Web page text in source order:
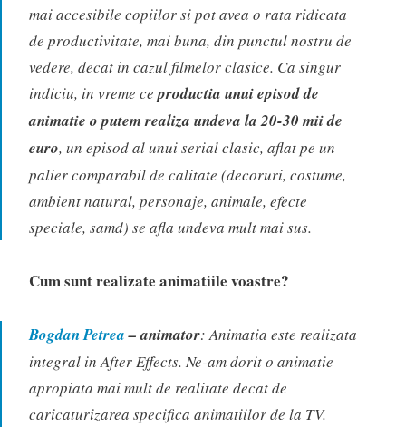
mai accesibile copiilor si pot avea o rata ridicata
de productivitate, mai buna, din punctul nostru de
vedere, decat in cazul filmelor clasice. Ca singur
indiciu, in vreme ceproductia unui episod de
animatie o putem realiza undeva la 20-30 mii de
euro, un episod al unui serial clasic, aflat pe un
palier comparabil de calitate (decoruri, costume,
ambient natural, personaje, animale, efecte
speciale, samd) se afla undeva mult mai sus.
Cum sunt realizate animatiile voastre?
Bogdan Petrea– animator: Animatia este realizata
integral in After Effects. Ne-am dorit o animatie
apropiata mai mult de realitate decat de
caricaturizarea specifica animatiilor de la TV.